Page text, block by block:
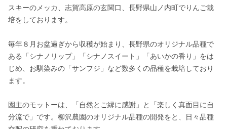
スキーのメッカ、志賀高原の玄関口、長野県山ノ内町でりんご栽
培をしております。
毎年８月お盆過ぎから収穫が始まり、長野県のオリジナル品種で
ある「シナノリップ」「シナノスイート」「あいかの香り」をは
じめ、お馴染みの「サンフジ」など数多くの品種を栽培しており
ます。
園主のモットーは、「自然とご縁に感謝」と「楽しく真面目に自
分流で」です。柳沢農園のオリジナル品種の開発をと、日々品種